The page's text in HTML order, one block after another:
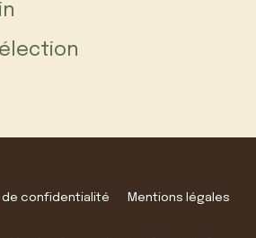
de confidentialité Mentions légales